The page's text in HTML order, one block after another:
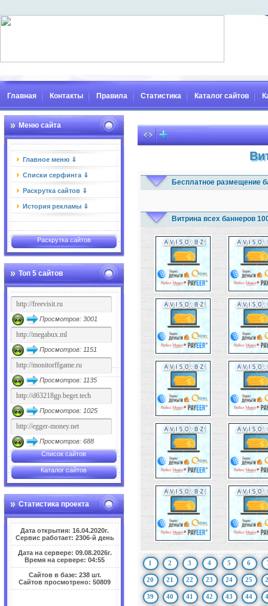
Главная Контакты Правила Статистика Каталог сайтов
Меню сайта
Главное меню ⇓
Списки серфинга ⇓
Раскрутка сайтов ⇓
История рекламы ⇓
Раскрутка сайтов
Топ 5 сайтов
Просмотров: 3001
Просмотров: 1151
Просмотров: 1135
Просмотров: 1025
Просмотров: 688
Список сайтов
Каталог сайтов
Статистика проекта
Дата открытия: 16.04.2020г.
Сервис работает: 2306-й день
Дата на сервере: 09.08.2026г.
Время на сервере: 04:55
Сайтов в базе: 238 шт.
Сайтов просмотрено: 50809
Бесплатное размещение
Витрина всех баннеров
1 2 3 4 5 6
20 21 22 23 24 25
39 40 41 42 43 44